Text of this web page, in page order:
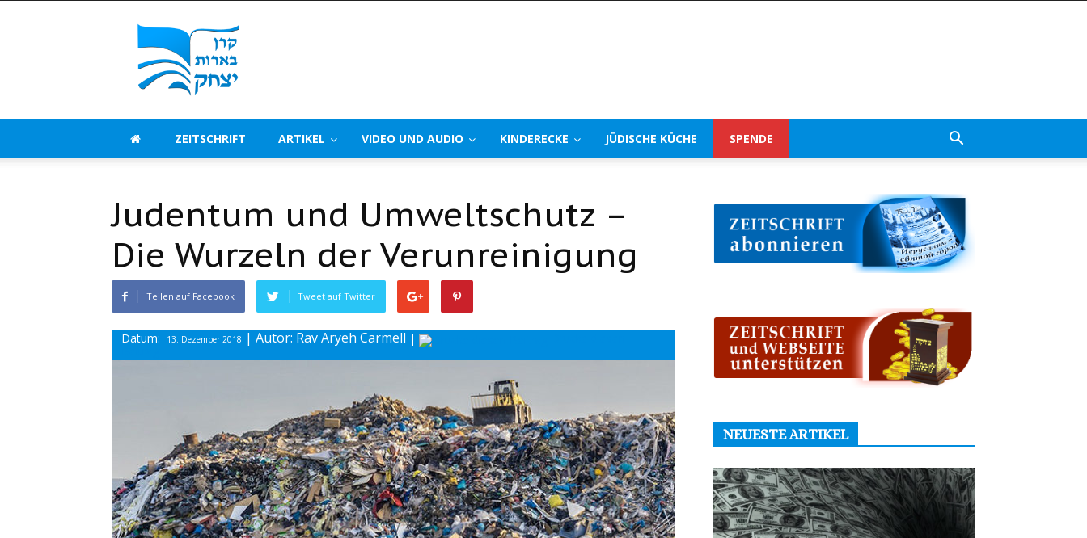
Beerot
Izchak
Deutschland
ZEITSCHRIFT ARTIKEL VIDEO UND AUDIO KINDERECKE JÜDISCHE KÜCHE SPENDE
Judentum und Umweltschutz –
Die Wurzeln der Verunreinigung
Teilen auf Facebook Tweet auf Twitter
Datum: 13. Dezember 2018 | Autor: Rav Aryeh Carmell |
NEUESTE ARTIKEL